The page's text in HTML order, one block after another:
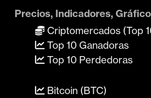
Precios, Indicadores,
Criptomercados (Top
Top 10 Ganadoras
Top 10 Perdedoras
Bitcoin (BTC)